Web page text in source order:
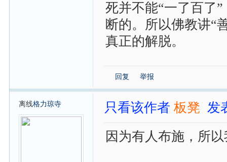
死并不能“一了百了
断的。所以佛教讲“
真正的解脱。
回复 举报
离线格力琼寺 只看该作者 板凳 发
因为有人布施，所